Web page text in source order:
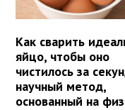
Как сварить
яйцо, чтобы оно
чистилось за
научный метод,
основанный на